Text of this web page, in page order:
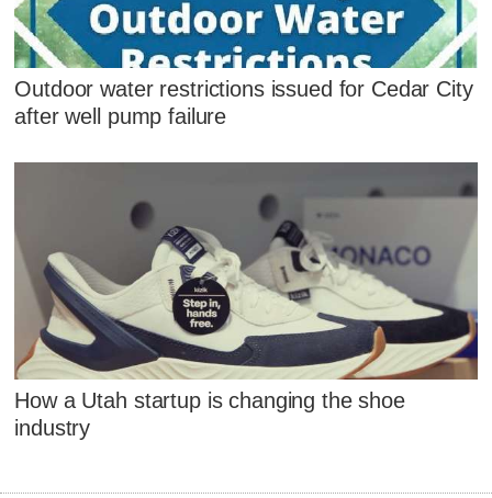
Outdoor water restrictions issued for Cedar City
after well pump failure
How a Utah startup is changing the shoe
industry